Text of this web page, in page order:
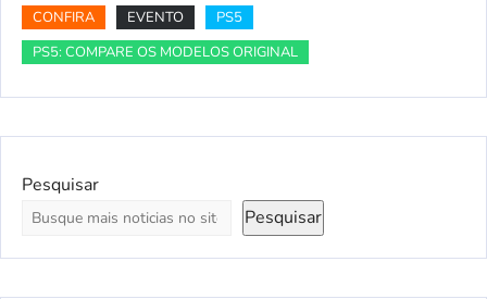
CONFIRA
EVENTO
PS5
PS5: COMPARE OS MODELOS ORIGINAL
Pesquisar
Pesquisar